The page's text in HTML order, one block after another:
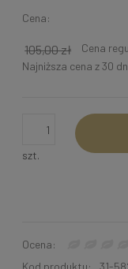
Cena:
Cena
105,00 zł
Najniższa cena z 30
szt.
Ocena:
Kod produktu:
31-